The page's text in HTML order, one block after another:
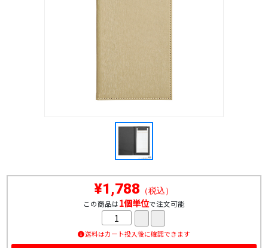
¥1,788 （税込）
この商品は1個単位で注文可能
送料はカート投入後に確認できます